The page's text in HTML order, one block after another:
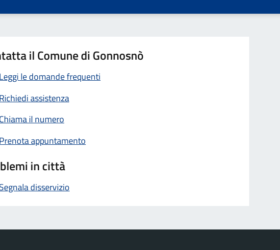
il Comune di Gonnosnò
le domande frequenti
assistenza
il numero
appuntamento
in città
disservizio